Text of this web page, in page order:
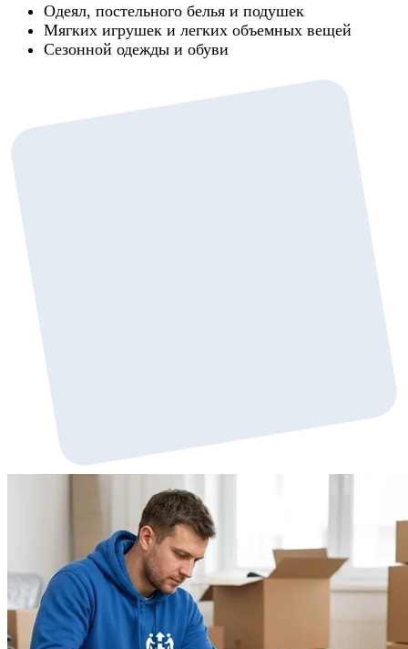
Одеял, постельного белья и подушек
Мягких игрушек и легких объемных вещей
Сезонной одежды и обуви